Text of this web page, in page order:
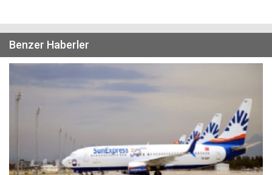
Benzer Haberler